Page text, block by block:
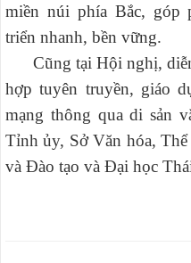
miền núi phía Bắc, góp
triển nhanh, bền vững.
Cũng tại Hội nghị,
hợp tuyên truyền, giáo
mạng thông qua di sản
Tỉnh ủy, Sở Văn hóa,
và Đào tạo và Đại học